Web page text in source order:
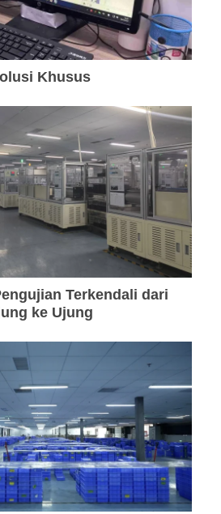
Khusus
Terkendali dari
ke Ujung